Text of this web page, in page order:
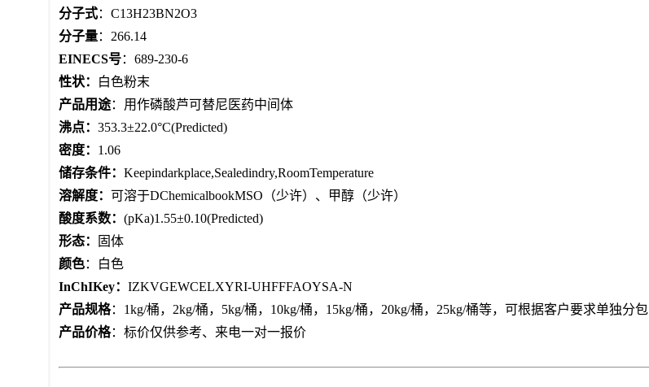
分子式：C13H23BN2O3
分子量：266.14
EINECS号：689-230-6
性状：
白色粉末
产品用途：用作磷酸芦可替尼医药中间体
沸点： 353.3±22.0°C(Predicted)
密度： 1.06
储存条件： Keepindarkplace,Sealedindry,RoomTemperature
溶解度： 可溶于DChemicalbookMSO（少许）、甲醇（少许）
酸度系数： (pKa)1.55±0.10(Predicted)
形态：
固体
颜色：白色
InChIKey： IZKVGEWCELXYRI-UHFFFAOYSA-N
产品规格：1kg/桶，2kg/桶，5kg/桶，10kg/桶，15kg/桶，20kg/桶，25kg/桶等，可根据客户要求单独分包
产品价格：标价仅供参考、来电一对一报价